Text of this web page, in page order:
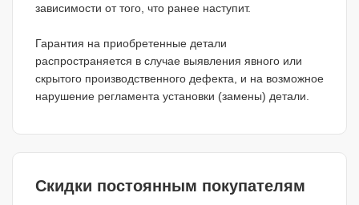
зависимости от того, что ранее наступит.
Гарантия на приобретенные детали
распространяется в случае выявления явного или
скрытого производственного дефекта, и на возможное
нарушение регламента установки (замены) детали.
Скидки постоянным покупателям